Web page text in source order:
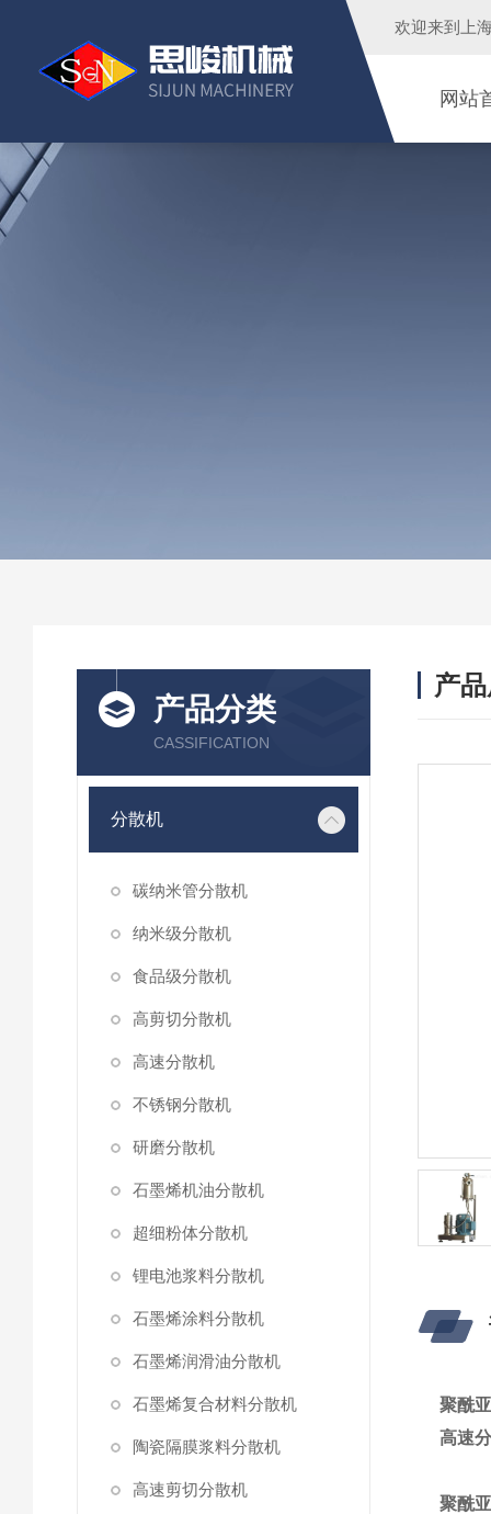
欢迎来到 上
网站
产品分类
CASSIFICATION
分散机
碳纳米管分散机
纳米级分散机
食品级分散机
高剪切分散机
高速分散机
不锈钢分散机
研磨分散机
石墨烯机油分散机
超细粉体分散机
锂电池浆料分散机
石墨烯涂料分散机
石墨烯润滑油分散机
石墨烯复合材料分散机
陶瓷隔膜浆料分散机
高速剪切分散机
产
聚酰
高速
聚酰